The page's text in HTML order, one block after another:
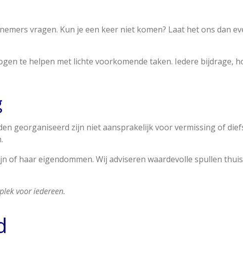
vragen. Kun je een keer niet komen? Laat het ons dan
te helpen met lichte voorkomende taken. Iedere bijdrage,
georganiseerd zijn niet aansprakelijk voor vermissing of
of haar eigendommen. Wij adviseren waardevolle spullen
voor iedereen.